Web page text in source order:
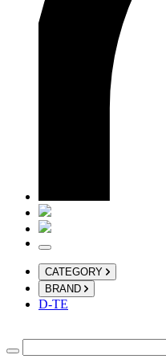
CATEGORY
BRAND
D-TE